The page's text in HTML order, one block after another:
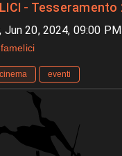
-
Jun 20, 2024, 09:00
cinema eventi